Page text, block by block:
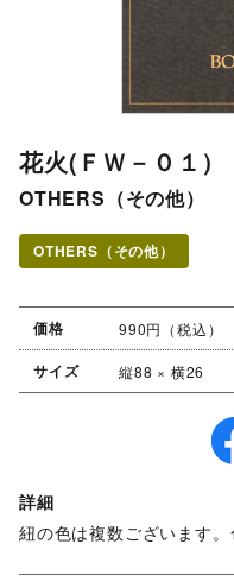
花火(ＦＷ－０１）
OTHERS（その他）
OTHERS（その他）
価格 990円（税込）
サイズ 縦88 × 横26
詳細
紐の色は複数ございます。